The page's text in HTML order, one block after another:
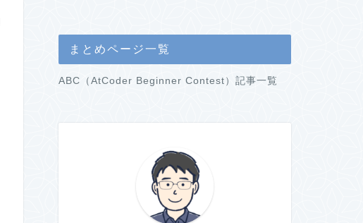
まとめページ一覧
ABC（AtCoder Beginner Contest）記事一覧